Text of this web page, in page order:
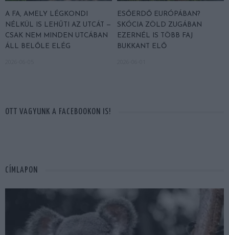
A FA, AMELY LÉGKONDI
NÉLKÜL IS LEHŰTI AZ UTCÁT —
CSAK NEM MINDEN UTCÁBAN
ÁLL BELŐLE ELÉG
ESŐERDŐ EURÓPÁBAN?
SKÓCIA ZÖLD ZUGÁBAN
EZERNÉL IS TÖBB FAJ
BUKKANT ELŐ
OTT VAGYUNK A FACEBOOKON IS!
CÍMLAPON